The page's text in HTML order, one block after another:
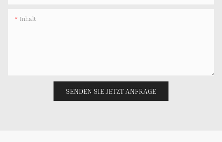
Inhalt
SENDEN SIE JETZT ANFRAGE